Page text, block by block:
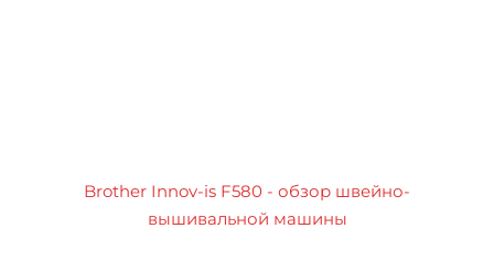
Brother Innov-is F580 - обзор швейно-
вышивальной машины